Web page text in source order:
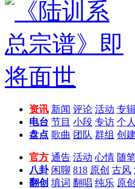
资讯 新闻 评论 活动 专
电台 节目 小段 专访 个人
盘点 歌曲 团队 群组 创建
官方 通告 活动 心情 随
八卦 闲聊 818 原创 古风
翻创 填词 翻唱 纯乐 原创